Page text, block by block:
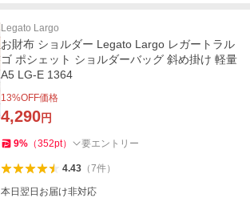
Legato Largo
お財布 ショルダー Legato Largo レガートラル
ゴ ポシェット ショルダーバッグ 斜め掛け 軽量
A5 LG-E 1364
13%OFF価格
4,290円
9% （352pt） 要エントリー
4.43（7件）
本日翌日お届け非対応